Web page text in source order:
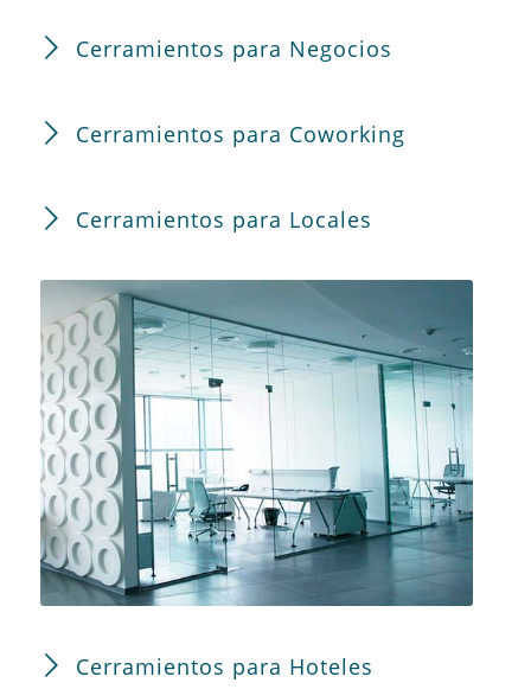
Cerramientos para Negocios
Cerramientos para Coworking
Cerramientos para Locales
Cerramientos para Hoteles